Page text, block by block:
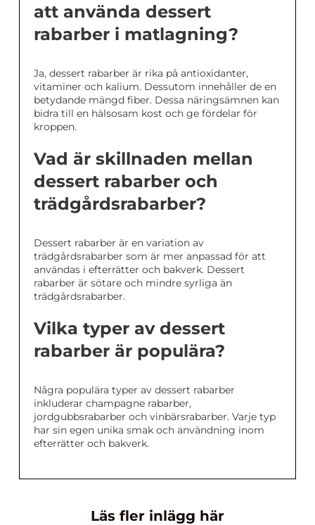
att använda dessert
rabarber i matlagning?
Ja, dessert rabarber är rika på antioxidanter,
vitaminer och kalium. Dessutom innehåller de en
betydande mängd fiber. Dessa näringsämnen kan
bidra till en hälsosam kost och ge fördelar för
kroppen.
Vad är skillnaden mellan
dessert rabarber och
trädgårdsrabarber?
Dessert rabarber är en variation av
trädgårdsrabarber som är mer anpassad för att
användas i efterrätter och bakverk. Dessert
rabarber är sötare och mindre syrliga än
trädgårdsrabarber.
Vilka typer av dessert
rabarber är populära?
Några populära typer av dessert rabarber
inkluderar champagne rabarber,
jordgubbsrabarber och vinbärsrabarber. Varje typ
har sin egen unika smak och användning inom
efterrätter och bakverk.
Läs fler inlägg här